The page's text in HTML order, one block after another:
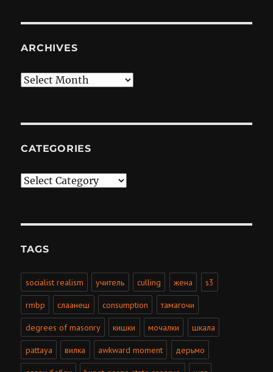
ARCHIVES
Archives
CATEGORIES
Categories
TAGS
socialist realism учитель culling жена s3
rmbp слаанеш consumption тамагочи
degrees of masonry кишки мочалки шкала
pattaya вилка awkward moment дерьмо